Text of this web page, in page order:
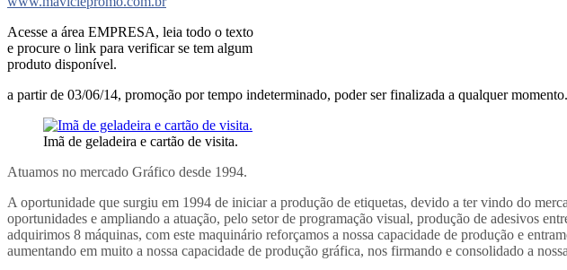
Acesse a área EMPRESA, leia todo o texto
e procure o link para verificar se tem algum
produto disponível.
a partir de 03/06/14, promoção por tempo indeterminado, poder ser finalizada a qualquer momento.
Imã de geladeira e cartão de visita.
Atuamos no mercado Gráfico desde 1994.
A oportunidade que surgiu em 1994 de iniciar a produção de etiquetas, devido a ter vindo do
oportunidades e ampliando a atuação, pelo setor de programação visual, produção de adesivos
adquirimos 8 máquinas, com este maquinário reforçamos a nossa capacidade de produção e
aumentando em muito a nossa capacidade de produção gráfica, nos firmando e consolidado a